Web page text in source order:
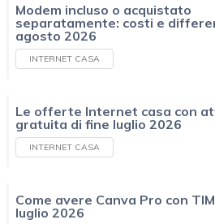
Modem incluso o acquistato
separatamente: costi e
agosto 2026
INTERNET CASA
Le offerte Internet casa con
gratuita di fine luglio 2026
INTERNET CASA
Come avere Canva Pro con
luglio 2026